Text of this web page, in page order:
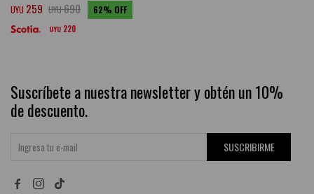
UYU 259 UYU690 62
UYU 220
Suscríbete a nuestra newsletter y obtén un 10%
de descuento.
SUSCRIBIRME
 